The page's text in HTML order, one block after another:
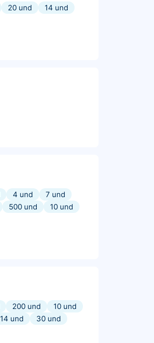
20 und
14 und
4 und
7 und
500 und
10 und
200 und
10 und
14 und
30 und